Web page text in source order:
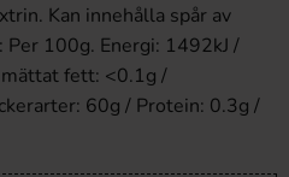
Kan innehålla spår av
Per 100g. Energi: 1492kJ /
fett: <0.1g /
60g / Protein: 0.3g /